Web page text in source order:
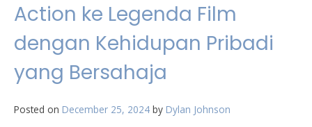
Action ke Legenda Film
dengan Kehidupan Pribadi
yang Bersahaja
Posted on December 25, 2024 by Dylan Johnson